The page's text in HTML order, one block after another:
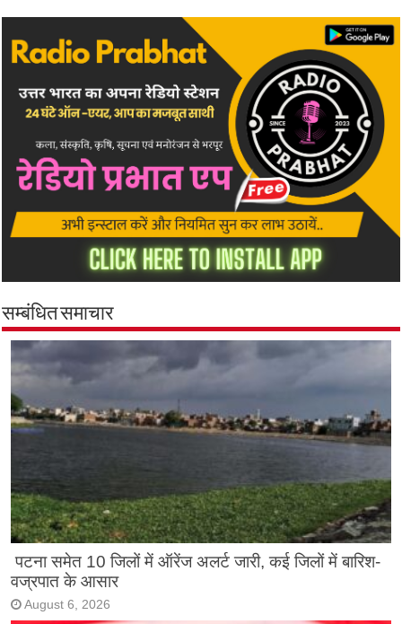
सम्बंधित समाचार
पटना समेत 10 जिलों में ऑरेंज अलर्ट जारी, कई जिलों में बारिश-
वज्रपात के आसार
August 6, 2026